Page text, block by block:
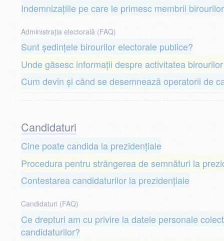
Indemnizațiile pe care le primesc membrii
Administrația electorală (FAQ)
Sunt ședințele birourilor electorale publice?
Unde găsesc informații despre activitatea
Cum devin și când se desemnează operatorii de
Candidaturi
Cine poate candida la prezidențiale
Procedura pentru strângerea de semnături la
Contestarea candidaturilor la prezidențiale
Candidaturi (FAQ)
Ce drepturi am cu privire la datele personale
candidaturilor?